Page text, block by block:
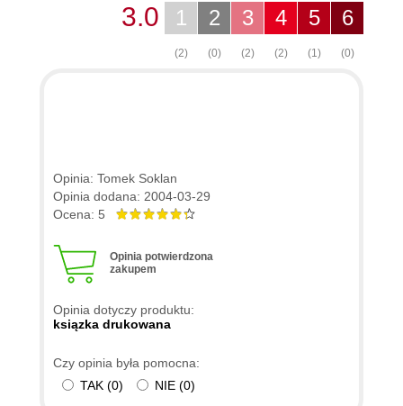
6
(0)
5
(1)
4
(2)
3
(2)
2
(0)
1
(2)
3.0
Opinia: Tomek Soklan
Opinia dodana: 2004-03-29
Ocena: 5
Opinia potwierdzona
zakupem
Opinia dotyczy produktu:
ksiązka drukowana
Czy opinia była pomocna:
TAK (0) NIE (0)